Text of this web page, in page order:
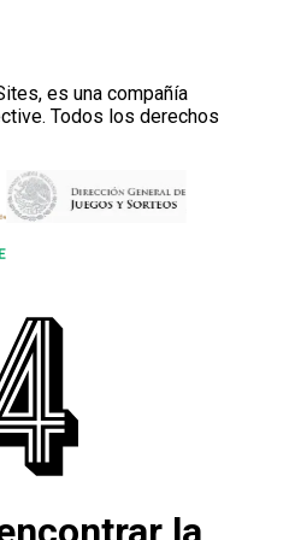
es una compañía
Todos los derechos